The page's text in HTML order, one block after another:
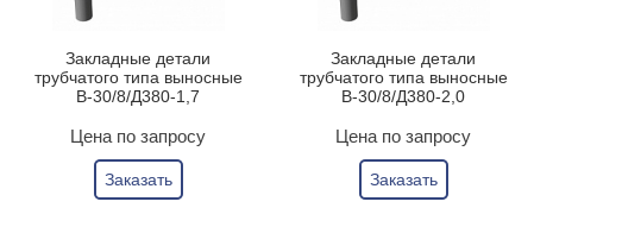
Закладные детали
трубчатого типа выносные
В-30/8/Д380-1,7
Цена по запросу
Заказать
Закладные детали
трубчатого типа выносные
В-30/8/Д380-2,0
Цена по запросу
Заказать